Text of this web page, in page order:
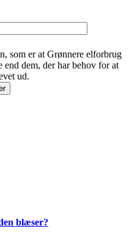
som er at Grønnere elforbrug
end dem, der har behov for at
ud.
blæser?